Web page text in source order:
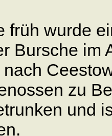
früh wurde
Bursche im
zu
und